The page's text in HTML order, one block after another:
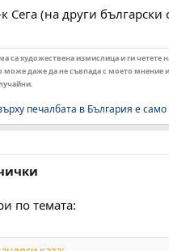
к Сега (на други
са художествена измислица и ги четете
може даже да не съвпада с моето мнение
печалбата в България е
по темата: